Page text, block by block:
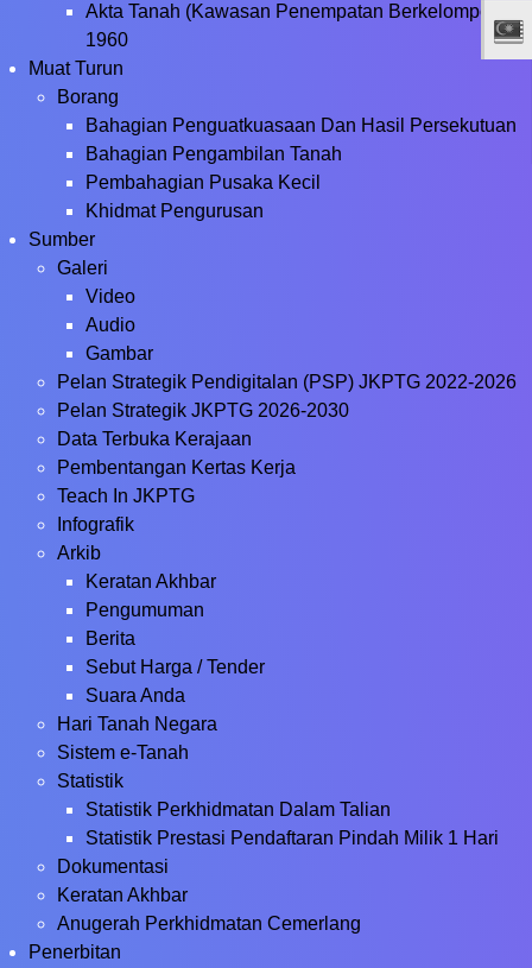
Akta Tanah (Kawasan Penempatan Berkelompok),
1960
Muat Turun
Borang
Bahagian Penguatkuasaan Dan Hasil Persekutuan
Bahagian Pengambilan Tanah
Pembahagian Pusaka Kecil
Khidmat Pengurusan
Sumber
Galeri
Video
Audio
Gambar
Pelan Strategik Pendigitalan (PSP) JKPTG 2022-2026
Pelan Strategik JKPTG 2026-2030
Data Terbuka Kerajaan
Pembentangan Kertas Kerja
Teach In JKPTG
Infografik
Arkib
Keratan Akhbar
Pengumuman
Berita
Sebut Harga / Tender
Suara Anda
Hari Tanah Negara
Sistem e-Tanah
Statistik
Statistik Perkhidmatan Dalam Talian
Statistik Prestasi Pendaftaran Pindah Milik 1 Hari
Dokumentasi
Keratan Akhbar
Anugerah Perkhidmatan Cemerlang
Penerbitan